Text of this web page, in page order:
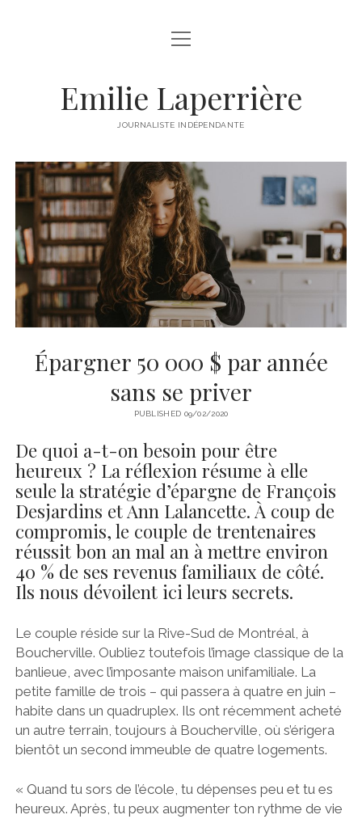
À PROPOS
twitterfacebook
instagram
linkedinemail
open
menu
Emilie Laperrière
JOURNALISTE INDÉPENDANTE
Épargner 50 000 $ par année
sans se priver
PUBLISHED 09/02/2020
De quoi a-t-on besoin pour être
heureux ? La réflexion résume à elle
seule la stratégie d’épargne de François
Desjardins et Ann Lalancette. À coup de
compromis, le couple de trentenaires
réussit bon an mal an à mettre environ
40 % de ses revenus familiaux de côté.
Ils nous dévoilent ici leurs secrets.
Le couple réside sur la Rive-Sud de Montréal, à
Boucherville. Oubliez toutefois l’image classique de la
banlieue, avec l’imposante maison unifamiliale. La
petite famille de trois – qui passera à quatre en juin –
habite dans un quadruplex. Ils ont récemment acheté
un autre terrain, toujours à Boucherville, où s’érigera
bientôt un second immeuble de quatre logements.
« Quand tu sors de l’école, tu dépenses peu et tu es
heureux. Après, tu peux augmenter ton rythme de vie